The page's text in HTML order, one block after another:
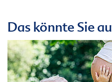
Das könnte Sie